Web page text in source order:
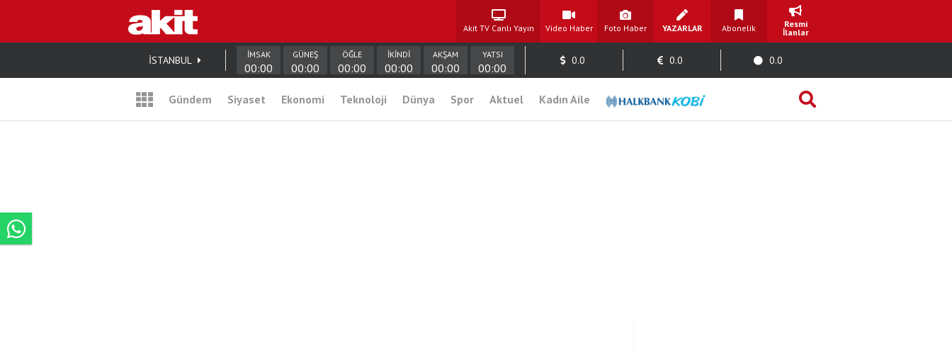
Akit TV Canlı Yayın Video Haber Foto Haber YAZARLAR Abonelik
Resmi
İlanlar
İSTANBUL İMSAK
00:00
GÜNEŞ
00:00
ÖĞLE
00:00
İKİNDİ
00:00
AKŞAM
00:00
YATSI
00:00
0.0 0.0 0.0
Gündem Siyaset Ekonomi Teknoloji Dünya Spor Aktuel Kadın Aile